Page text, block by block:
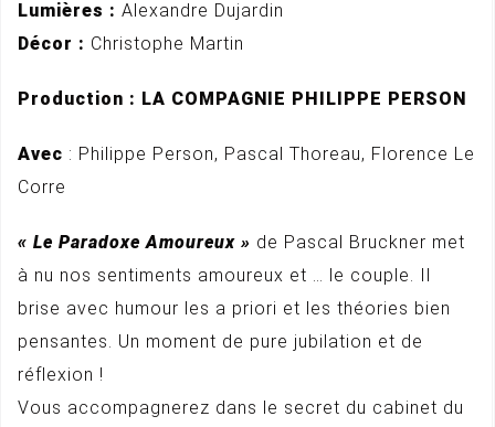
Lumières : Alexandre Dujardin
Décor : Christophe Martin
Production : LA COMPAGNIE PHILIPPE PERSON
Avec : Philippe Person, Pascal Thoreau, Florence Le
Corre
« Le Paradoxe Amoureux » de Pascal Bruckner met
à nu nos sentiments amoureux et … le couple. Il
brise avec humour les a priori et les théories bien
pensantes. Un moment de pure jubilation et de
réflexion !
Vous accompagnerez dans le secret du cabinet du